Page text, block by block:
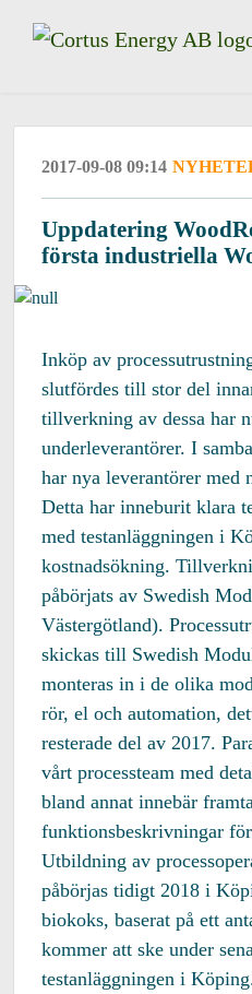
2017-09-08 09:14
Uppdatering
första industriella
Inköp av
slutfördes till stor del
tillverkning av dessa har
underleverantörer. I
har nya leverantörer
Detta har inneburit klara
med testanläggningen i
kostnadsökning.
påbörjats av Swedish
Västergötland).
skickas till Swedish
monteras in i de olika
rör, el och automation,
resterade del av 2017.
vårt processteam med
bland annat innebär
funktionsbeskrivningar
Utbildning av
påbörjas tidigt 2018 i
biokoks, baserat på ett
kommer att ske under
testanläggningen i